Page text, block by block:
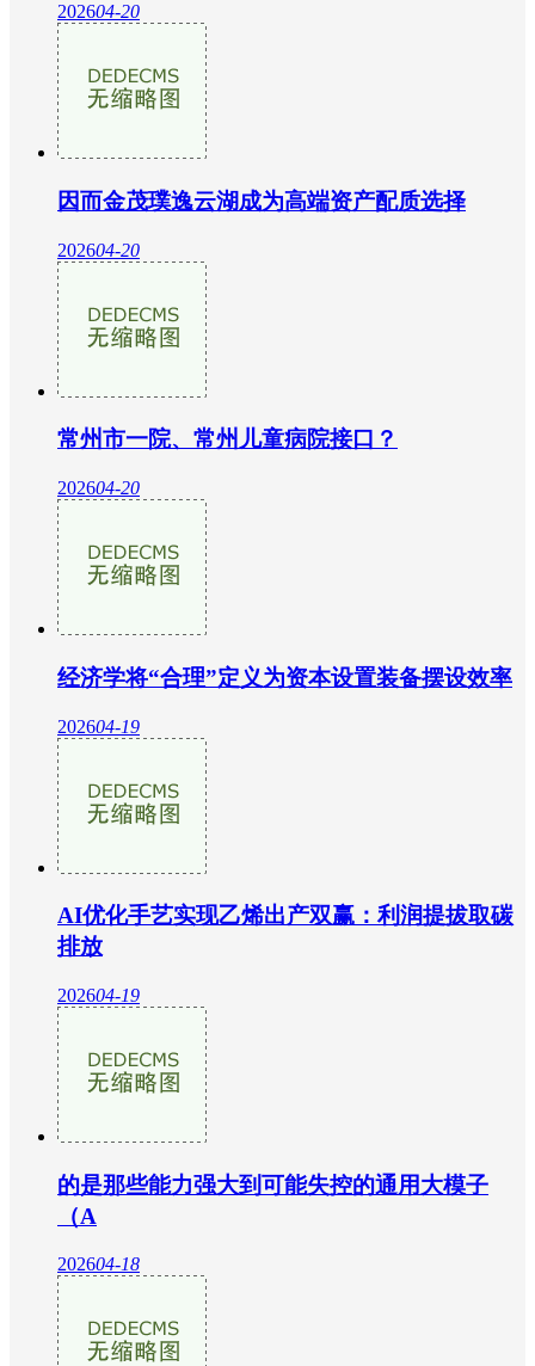
202604-20
因而金茂璞逸云湖成为高端资产配质选择
202604-20
常州市一院、常州儿童病院接口？
202604-20
经济学将“合理”定义为资本设置装备摆设效率
202604-19
AI优化手艺实现乙烯出产双赢：利润提拔取碳
排放
202604-19
的是那些能力强大到可能失控的通用大模子
（A
202604-18